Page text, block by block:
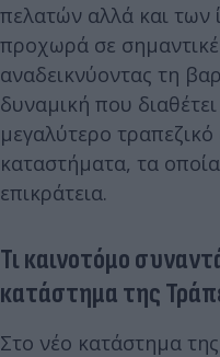
πελατών αλλά και των
προχωρά σε
αναδεικνύοντας τη
δυναμική που
μεγαλύτερο
καταστήματα, τα
επικράτεια.
Τι καινοτόμο
κατάστημα της
Στο νέο κατάστημα